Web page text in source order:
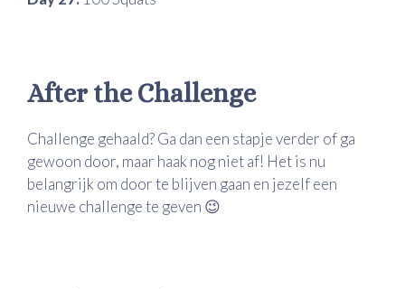
After the Challenge
Challenge gehaald? Ga dan een stapje verder of ga
gewoon door, maar haak nog niet af! Het is nu
belangrijk om door te blijven gaan en jezelf een
nieuwe challenge te geven 😉